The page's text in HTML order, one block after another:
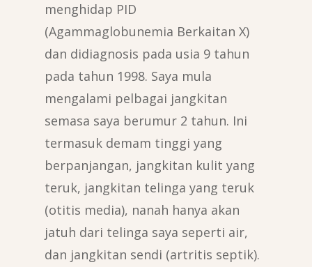
menghidap PID
(Agammaglobunemia Berkaitan X)
dan didiagnosis pada usia 9 tahun
pada tahun 1998. Saya mula
mengalami pelbagai jangkitan
semasa saya berumur 2 tahun. Ini
termasuk demam tinggi yang
berpanjangan, jangkitan kulit yang
teruk, jangkitan telinga yang teruk
(otitis media), nanah hanya akan
jatuh dari telinga saya seperti air,
dan jangkitan sendi (artritis septik).